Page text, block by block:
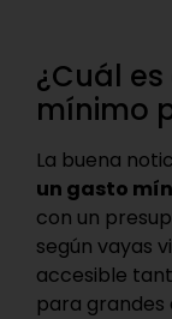
¿Cuál
mínimo
La buena
un gasto
con un
según vayas
accesible
para grandes